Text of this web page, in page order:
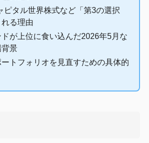
ピタル世界株式など「第3の選択
る理由
ドが上位に食い込んだ2026年5月な
背景
トフォリオを見直すための具体的